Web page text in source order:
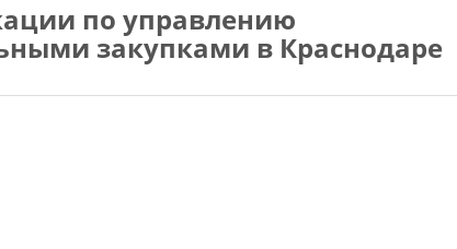
по управлению
закупками в Краснодаре